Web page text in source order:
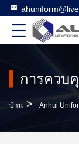
การควบ
บ้าน > Anhui